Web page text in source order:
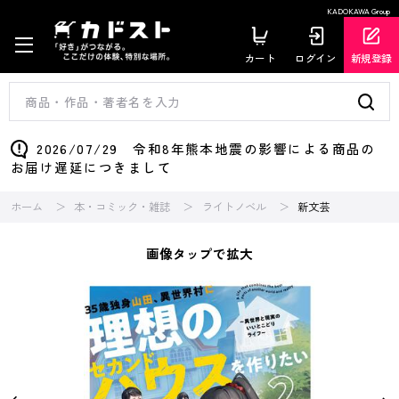
KADOKAWA Group
カート ログイン 新規登録
2026/07/29 令和8年熊本地震の影響による商品の
お届け遅延につきまして
ホーム 本・コミック・雑誌 ライトノベル 新文芸
画像タップで拡大